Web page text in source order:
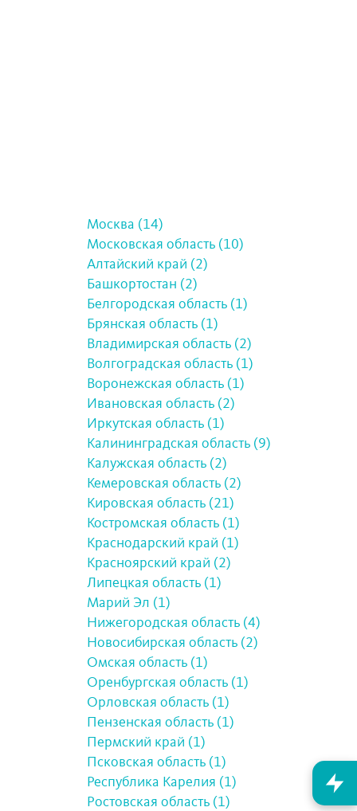
Москва (14)
Московская область (10)
Алтайский край (2)
Башкортостан (2)
Белгородская область (1)
Брянская область (1)
Владимирская область (2)
Волгоградская область (1)
Воронежская область (1)
Ивановская область (2)
Иркутская область (1)
Калининградская область (9)
Калужская область (2)
Кемеровская область (2)
Кировская область (21)
Костромская область (1)
Краснодарский край (1)
Красноярский край (2)
Липецкая область (1)
Марий Эл (1)
Нижегородская область (4)
Новосибирская область (2)
Омская область (1)
Оренбургская область (1)
Орловская область (1)
Пензенская область (1)
Пермский край (1)
Псковская область (1)
Республика Карелия (1)
Ростовская область (1)